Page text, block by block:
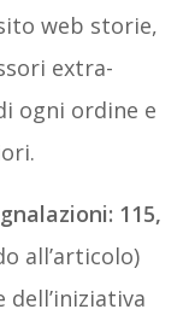
web storie,
extra-
ogni ordine e
115,
all’articolo)